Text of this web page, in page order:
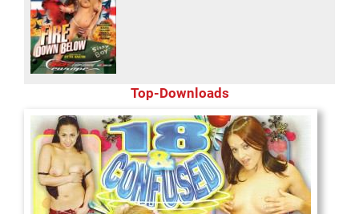
Top-Downloads